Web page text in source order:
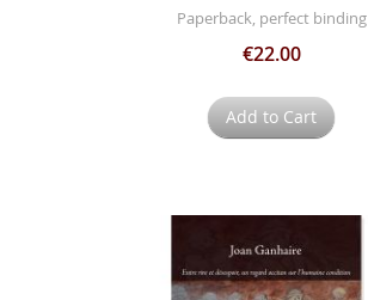
Paperback, perfect binding
€22.00
Add to Cart